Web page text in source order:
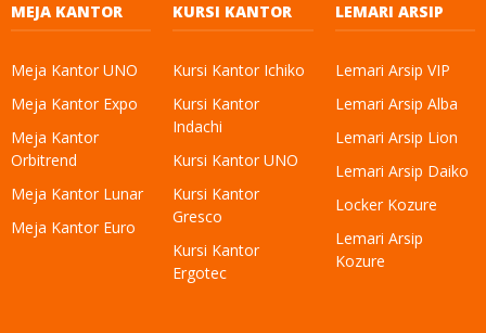
MEJA KANTOR
Meja Kantor UNO
Meja Kantor Expo
Meja Kantor
Orbitrend
Meja Kantor Lunar
Meja Kantor Euro
KURSI KANTOR
Kursi Kantor Ichiko
Kursi Kantor
Indachi
Kursi Kantor UNO
Kursi Kantor
Gresco
Kursi Kantor
Ergotec
LEMARI ARSIP
Lemari Arsip VIP
Lemari Arsip Alba
Lemari Arsip Lion
Lemari Arsip Daiko
Locker Kozure
Lemari Arsip
Kozure